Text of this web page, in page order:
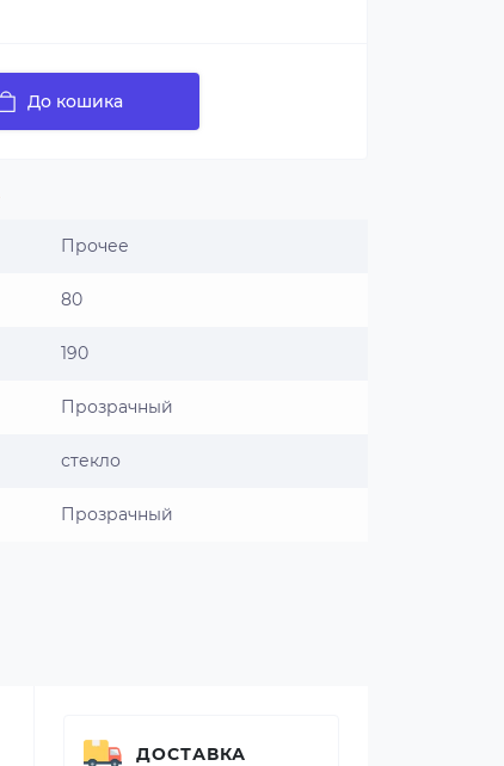
До кошика
Прочее
80
190
Прозрачный
стекло
Прозрачный
ДОСТАВКА